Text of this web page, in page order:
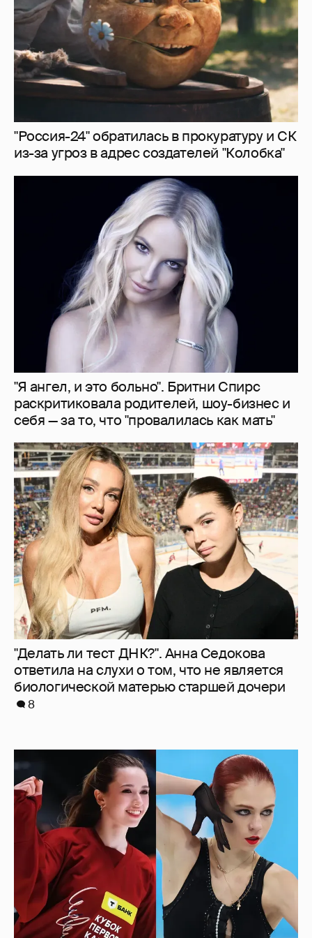
"Россия-24" обратилась в прокуратуру и СК
из-за угроз в адрес создателей "Колобка"
"Я ангел, и это больно". Бритни Спирс
раскритиковала родителей, шоу-бизнес и
себя — за то, что "провалилась как мать"
"Делать ли тест ДНК?". Анна Седокова
ответила на слухи о том, что не является
биологической матерью старшей дочери
8